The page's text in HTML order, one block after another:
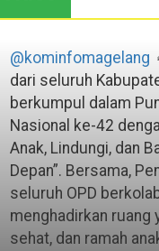
@kominfomagelang
dari seluruh
berkumpul dalam
Nasional ke-42
Anak, Lindungi, dan
Depan”. Bersama,
seluruh OPD
menghadirkan ruang
sehat, dan ramah